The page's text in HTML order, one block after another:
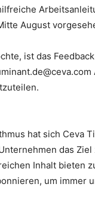
August
ist das
hat sich Ceva
das
Inhalt bieten
um immer